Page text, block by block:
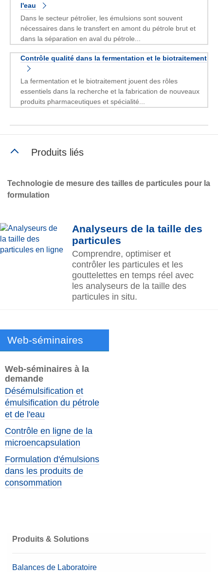
l'eau
Dans le secteur pétrolier, les émulsions sont souvent
nécessaires dans le transfert en amont du pétrole brut et
dans la séparation en aval du pétrole...
Contrôle qualité dans la fermentation et le biotraitement
La fermentation et le biotraitement jouent des rôles
essentiels dans la recherche et la fabrication de nouveaux
produits pharmaceutiques et spécialité...
Produits liés
Technologie de mesure des tailles de particules pour la
formulation
Analyseurs de la taille des
particules
Comprendre, optimiser et
contrôler les particules et les
gouttelettes en temps réel avec
les analyseurs de la taille des
particules in situ.
Web-séminaires
Web-séminaires à la
demande
Désémulsification et
émulsification du pétrole
et de l'eau
Contrôle en ligne de la
microencapsulation
Formulation d'émulsions
dans les produits de
consommation
Produits & Solutions
Balances de Laboratoire